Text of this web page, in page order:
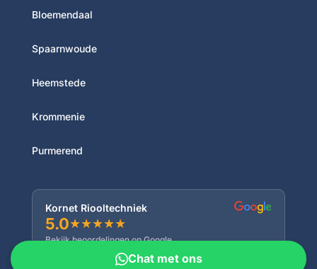
Bloemendaal
Spaarnwoude
Heemstede
Krommenie
Purmerend
Kornet Riooltechniek
5.0★★★★★
Bekijk beoordelingen op Google
Chat met ons